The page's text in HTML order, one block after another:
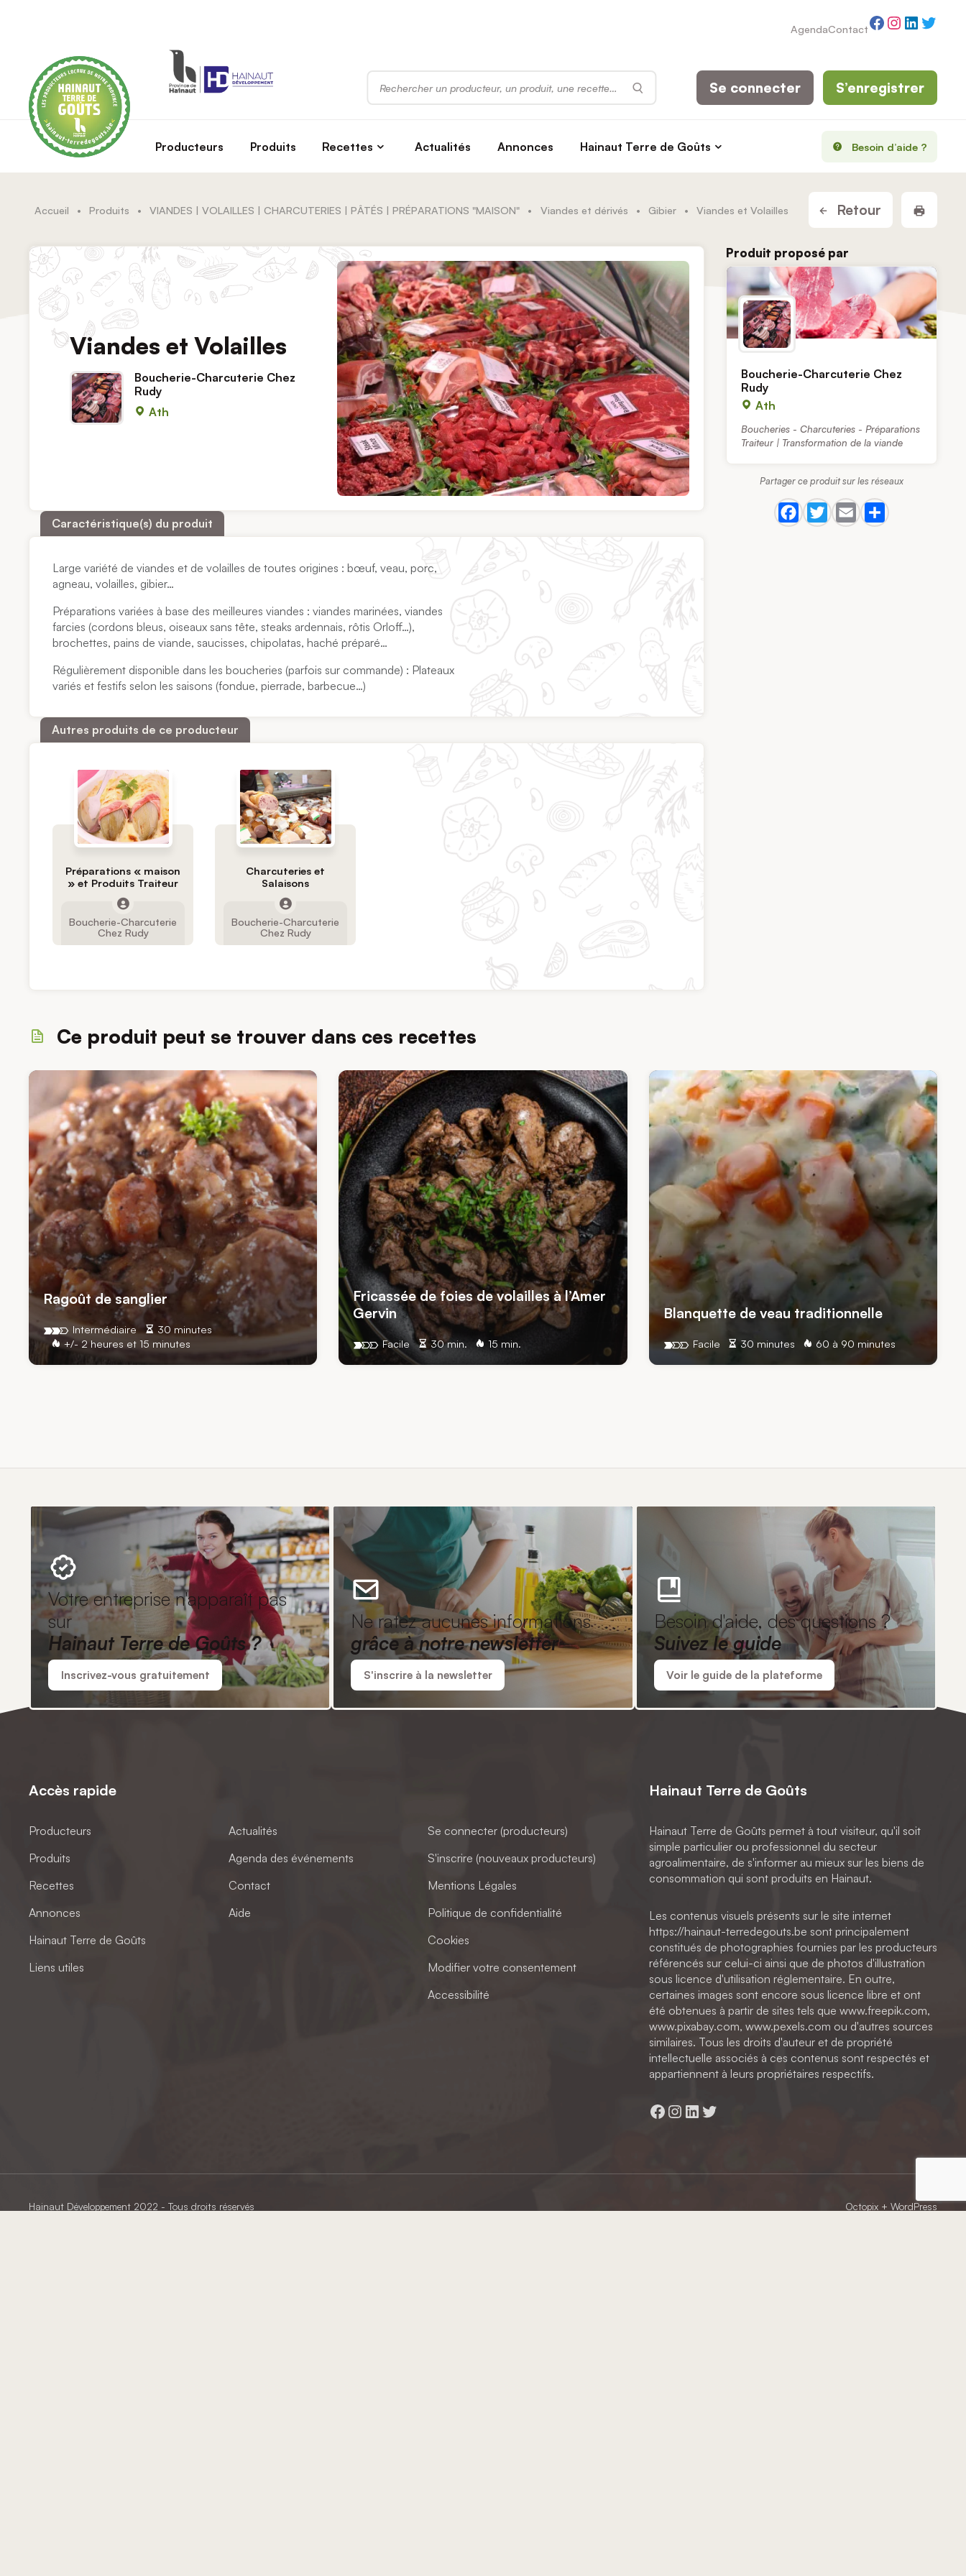
AgendaContactFacebook
Instagram
Rechercher
Producteurs Produits Recettes Actualités Annonces Hainaut Terre de Goûts Besoin d’aide ?
Se connecter S’enregistrer
Accueil • Produits • VIANDES | VOLAILLES | CHARCUTERIES | PÂTÉS | PRÉPARATIONS "MAISON" • Viandes et dérivés • Gibier • Viandes et Volailles Retour
Viandes et Volailles
Boucherie-Charcuterie Chez
Rudy
Ath
Caractéristique(s) du produit
Large variété de viandes et de volailles de toutes origines : bœuf, veau, porc,
agneau, volailles, gibier…
Préparations variées à base des meilleures viandes : viandes marinées, viandes
farcies (cordons bleus, oiseaux sans tête, steaks ardennais, rôtis Orloff…),
brochettes, pains de viande, saucisses, chipolatas, haché préparé…
Régulièrement disponible dans les boucheries (parfois sur commande) : Plateaux
variés et festifs selon les saisons (fondue, pierrade, barbecue…)
Autres produits de ce producteur
Préparations « maison
» et Produits Traiteur
Boucherie-Charcuterie
Chez Rudy
Charcuteries et
Salaisons
Boucherie-Charcuterie
Chez Rudy
Produit proposé par
Boucherie-Charcuterie Chez
Rudy
Ath
Boucheries - Charcuteries - Préparations
Traiteur | Transformation de la viande
Partager ce produit sur les réseaux
Ce produit peut se trouver dans ces recettes
Ragoût de sanglier
30 minutes
+/- 2 heures et 15 minutes
Intermédiaire
Fricassée de foies de volailles à l’Amer
Gervin
30 min. 15 min.
Facile
Blanquette de veau traditionnelle
30 minutes 60 à 90 minutes
Facile
Votre entreprise n'apparaît pas
sur
Hainaut Terre de Goûts ?
Inscrivez-vous gratuitement
Ne ratez aucunes informations
grâce à notre newsletter
S'inscrire à la newsletter
Besoin d'aide, des questions ?
Suivez le guide
Voir le guide de la plateforme
Accès rapide
Producteurs
Produits
Recettes
Annonces
Hainaut Terre de Goûts
Liens utiles
Actualités
Agenda des événements
Contact
Aide
Se connecter (producteurs)
S'inscrire (nouveaux producteurs)
Mentions Légales
Politique de confidentialité
Cookies
Modifier votre consentement
Accessibilité
Hainaut Terre de Goûts
Hainaut Terre de Goûts permet à tout visiteur, qu'il soit
simple particulier ou professionnel du secteur
agroalimentaire, de s'informer au mieux sur les biens de
consommation qui sont produits en Hainaut.
Les contenus visuels présents sur le site internet
https://hainaut-terredegouts.be sont principalement
constitués de photographies fournies par les producteurs
référencés sur celui-ci ainsi que de photos d'illustration
sous licence d'utilisation réglementaire. En outre,
certaines images sont encore sous licence libre et ont
été obtenues à partir de sites tels que www.freepik.com,
www.pixabay.com, www.pexels.com ou d'autres sources
similaires. Tous les droits d'auteur et de propriété
intellectuelle associés à ces contenus sont respectés et
appartiennent à leurs propriétaires respectifs.
Facebook
Instagram
LinkedIn
Twitter
Hainaut Développement 2022 - Tous droits réservés Octopix+ WordPress